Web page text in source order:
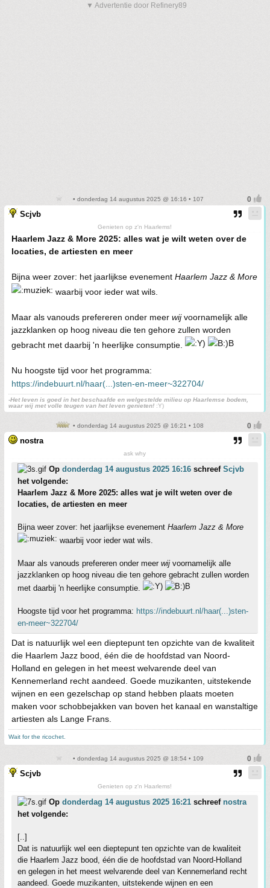
▼ Advertentie door Refinery89
• donderdag 14 augustus 2025 @ 16:16 • 107
Scjvb
Genieten op z'n Haarlems!
Haarlem Jazz & More 2025: alles wat je wilt weten over de
locaties, de artiesten en meer
Bijna weer zover: het jaarlijkse evenement Haarlem Jazz & More
waarbij voor ieder wat wils.
Maar als vanouds prefereren onder meer wijvoornamelijk alle
jazzklanken op hoog niveau die ten gehore zullen worden
gebracht met daarbij 'n heerlijke consumptie.
Nu hoogste tijd voor het programma:
https://indebuurt.nl/haar(...)sten-en-meer~322704/
-Het leven is goed in het beschaafde en welgestelde milieu op Haarlemse bodem,
waar wij met volle teugen van het leven genieten! :Y)
• donderdag 14 augustus 2025 @ 16:21 • 108
nostra
ask why
Op donderdag 14 augustus 2025 16:16 schreef Scjvb
het volgende:
Haarlem Jazz & More 2025: alles wat je wilt weten over de
locaties, de artiesten en meer
Bijna weer zover: het jaarlijkse evenement Haarlem Jazz & More
waarbij voor ieder wat wils.
Maar als vanouds prefereren onder meer wij voornamelijk alle
jazzklanken op hoog niveau die ten gehore gebracht zullen worden
met daarbij 'n heerlijke consumptie.
Hoogste tijd voor het programma: https://indebuurt.nl/haar(...)sten-
en-meer~322704/
Dat is natuurlijk wel een dieptepunt ten opzichte van de kwaliteit
die Haarlem Jazz bood, één die de hoofdstad van Noord-
Holland en gelegen in het meest welvarende deel van
Kennemerland recht aandeed. Goede muzikanten, uitstekende
wijnen en een gezelschap op stand hebben plaats moeten
maken voor schobbejakken van boven het kanaal en wanstaltige
artiesten als Lange Frans.
Wait for the ricochet.
• donderdag 14 augustus 2025 @ 18:54 • 109
Scjvb
Genieten op z'n Haarlems!
Op donderdag 14 augustus 2025 16:21 schreef nostra
het volgende:
[..]
Dat is natuurlijk wel een dieptepunt ten opzichte van de kwaliteit
die Haarlem Jazz bood, één die de hoofdstad van Noord-Holland
en gelegen in het meest welvarende deel van Kennemerland recht
aandeed. Goede muzikanten, uitstekende wijnen en een